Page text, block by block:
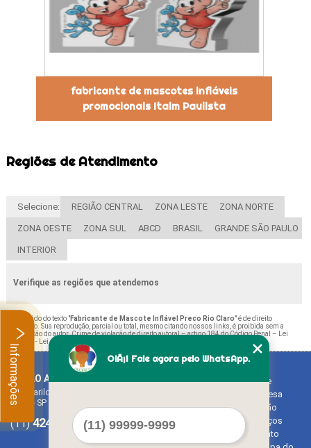
fabricante de mascotes infláveis
promocionais Itaim Paulista
Regiões de Atendimento
Selecione: REGIÃO CENTRAL ZONA LESTE ZONA NORTE
ZONA OESTE ZONA SUL ABCD BRASIL GRANDE SÃO PAULO
INTERIOR
Verifique as regiões que atendemos
O conteúdo do texto "Fabricante de Mascote Inflável Preco Rio Claro" é de direito
reservado. Sua reprodução, parcial ou total, mesmo citando nossos links, é proibida sem a
autorização do autor. Crime de violação de direito autoral – artigo 184 do Código Penal –
Lei
9610/98 - Lei de direitos autorais
BALAO ART
Rua Bariloche, 1300 - Chácara Tropical (Caucaia do Alto)
Cotia - SP - CEP: 06726-270
(11)4242-7733(11)3603-0479
Home
Empresa
Missão
Serviços
Contato
OlÃ¡! Fale agora pelo WhatsApp.
Informações